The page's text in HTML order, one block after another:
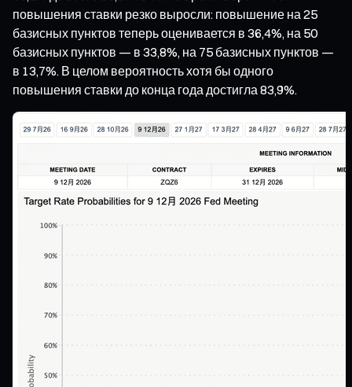
повышения ставки резко выросли: повышение на 25
базисных пунктов теперь оценивается в 36,4%, на 50
базисных пунктов — в 33,8%, на 75 базисных пунктов —
в 13,7%. В целом вероятность хотя бы одного
повышения ставки до конца года достигла 83,9%.